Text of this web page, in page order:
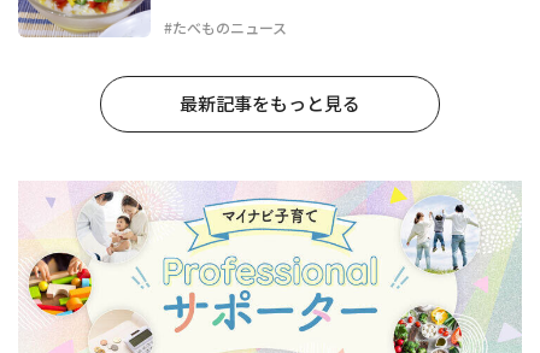
#たべものニュース
最新記事をもっと見る